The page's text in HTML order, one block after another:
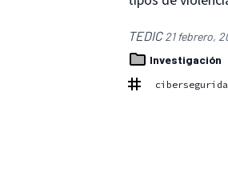
TEDIC21 febrero,
Investigación